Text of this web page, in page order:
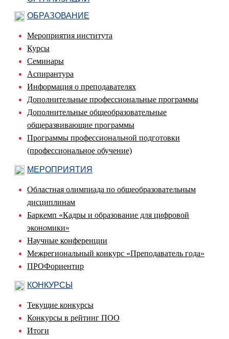
ОБРАЗОВАНИЕ
Мероприятия института
Курсы
Семинары
Аспирантура
Информация о преподавателях
Дополнительные профессиональные программы
Дополнительные общеобразовательные
общеразвивающие программы
Программы профессиональной подготовки
(профессиональное обучение)
МЕРОПРИЯТИЯ
Областная олимпиада по общеобразовательным
дисциплинам
Баркемп «Кадры и образование для цифровой
экономики»
Научные конференции
Межрегиональный конкурс «Преподаватель года»
ПРОФориентир
КОНКУРСЫ
Текущие конкурсы
Конкурсы в рейтинг ПОО
Итоги